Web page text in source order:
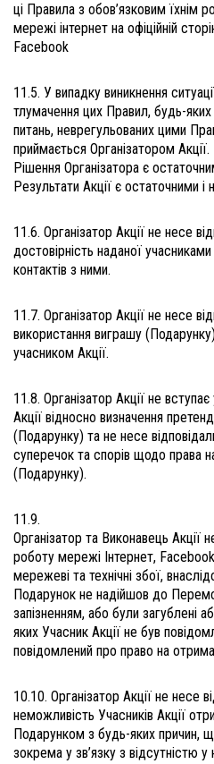
ці Правила з обов’язковим їхнім
мережі інтернет на офіційній
Facebook
11.5. У випадку виникнення
тлумачення цих Правил, будь-яких
питань, неврегульованих цими
приймається Організатором Акції.
Рішення Організатора є
Результати Акції є остаточними і
11.6. Організатор Акції не несе
достовірність наданої
контактів з ними.
11.7. Організатор Акції не несе
використання виграшу
учасником Акції.
11.8. Організатор Акції не
Акції відносно визначення
(Подарунку) та не несе
суперечок та спорів щодо права
(Подарунку).
11.9.
Організатор та Виконавець Акції
роботу мережі Інтернет,
мережеві та технічні збої,
Подарунок не надійшов до
запізненням, або були загублені
яких Учасник Акції не був
повідомлений про право на
10.10. Організатор Акції не несе
неможливість Учасників Акції
Подарунком з будь-яких причин,
зокрема у зв’язку з відсутністю